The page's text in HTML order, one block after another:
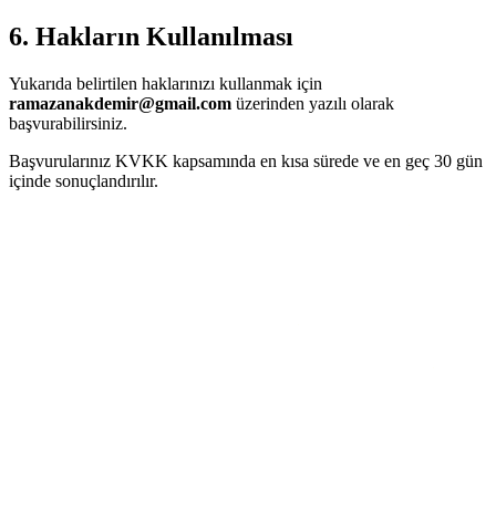
6. Hakların Kullanılması
Yukarıda belirtilen haklarınızı kullanmak için
ramazanakdemir@gmail.com üzerinden yazılı olarak
başvurabilirsiniz.
Başvurularınız KVKK kapsamında en kısa sürede ve en geç 30 gün
içinde sonuçlandırılır.